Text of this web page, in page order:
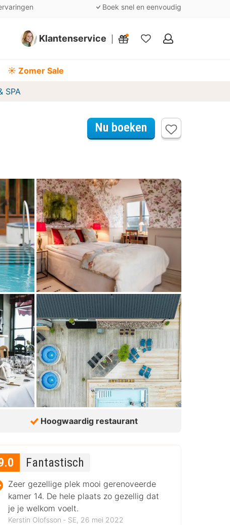
Boek snel en eenvoudig
Klantenservice
Mijn
☀️ Zomer Sale
SPA
Nu boeken
Hoogwaardig restaurant
Fantastisch
Zeer gezellige plek mooi gerenoveerde
kamer 14. De hele plaats zo gezellig dat
je je welkom voelt.
Kerstin Olofsson ‐ SE, 26 mei 2022